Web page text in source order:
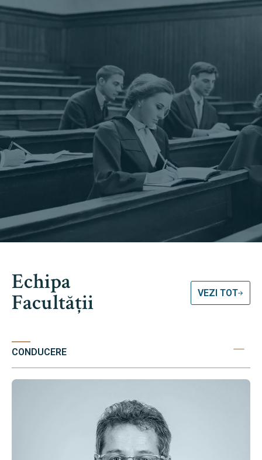
Echipa
Facultății VEZI TOT
CONDUCERE